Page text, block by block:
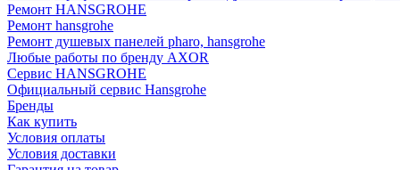
Ремонт HANSGROHE
Ремонт hansgrohe
Ремонт душевых панелей pharo, hansgrohe
Любые работы по бренду AXOR
Сервис HANSGROHE
Официальный сервис Hansgrohe
Бренды
Как купить
Условия оплаты
Условия доставки